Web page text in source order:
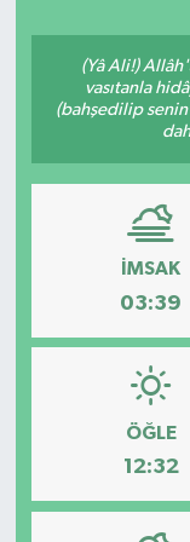
(Yâ Ali!)
vasıtanla
(bahşedilip
İMSAK
03:39
ÖĞLE
12:32
Eleman
Emlak
Gündem
Haber
Keşfet
Kültür &